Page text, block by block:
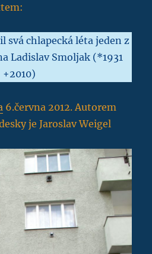
svá chlapecká léta jeden z
Ladislav Smoljak (*1931
+2010)
6.června 2012. Autorem
je Jaroslav Weigel